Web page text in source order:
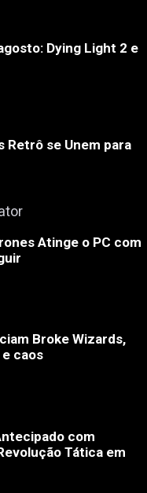
Dying Light 2 e
Retrô se Unem para
Atinge o PC com
Broke Wizards,
caos
com
Tática em